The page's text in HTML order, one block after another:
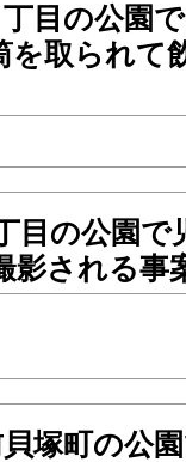
目の公園
を取られて
目の公園で
影される事
塚町の公